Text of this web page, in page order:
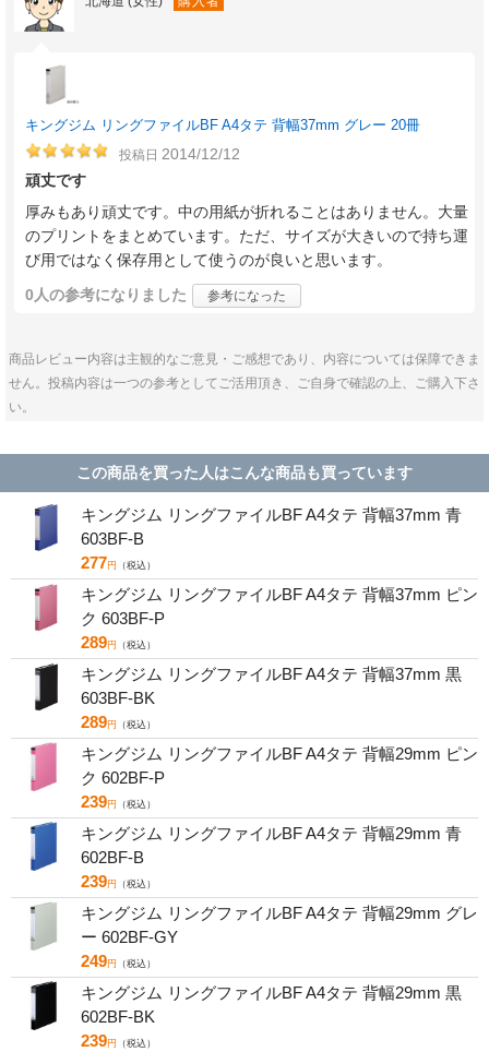
キングジム リングファイルBF A4タテ 背幅37mm グレー 20冊
投稿日 2014/12/12
頑丈です
厚みもあり頑丈です。中の用紙が折れることはありません。大量
のプリントをまとめています。ただ、サイズが大きいので持ち運
び用ではなく保存用として使うのが良いと思います。
0人の参考になりました 参考になった
商品レビュー内容は主観的なご意見・ご感想であり、内容については保障できま
せん。投稿内容は一つの参考としてご活用頂き、ご自身で確認の上、ご購入下さ
い。
この商品を買った人はこんな商品も買っています
キングジム リングファイルBF A4タテ 背幅37mm 青
603BF-B
277円 （税込）
キングジム リングファイルBF A4タテ 背幅37mm ピン
ク 603BF-P
289円 （税込）
キングジム リングファイルBF A4タテ 背幅37mm 黒
603BF-BK
289円 （税込）
キングジム リングファイルBF A4タテ 背幅29mm ピン
ク 602BF-P
239円 （税込）
キングジム リングファイルBF A4タテ 背幅29mm 青
602BF-B
239円 （税込）
キングジム リングファイルBF A4タテ 背幅29mm グレ
ー 602BF-GY
249円 （税込）
キングジム リングファイルBF A4タテ 背幅29mm 黒
602BF-BK
239円 （税込）